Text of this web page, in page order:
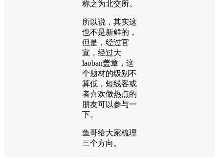
称之为北交所。
所以说，其实这
也不是新鲜的，
但是，经过官
宣，经过大
laoban盖章，这
个题材的级别不
算低，短线客或
者喜欢做热点的
朋友可以参与一
下。
鱼哥给大家梳理
三个方向。